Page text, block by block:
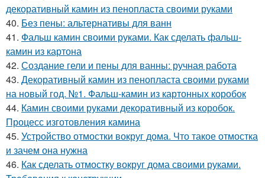
декоративный камин из пенопласта своими руками
40. Без пены: альтернативы для ванн
41. Фальш камин своими руками. Как сделать фальш-
камин из картона
42. Создание гели и пены для ванны: ручная работа
43. Декоративный камин из пенопласта своими руками
на новый год. №1. Фальш-камин из картонных коробок
44. Камин своими руками декоративный из коробок.
Процесс изготовления камина
45. Устройство отмостки вокруг дома. Что такое отмостка
и зачем она нужна
46. Как сделать отмостку вокруг дома своими руками.